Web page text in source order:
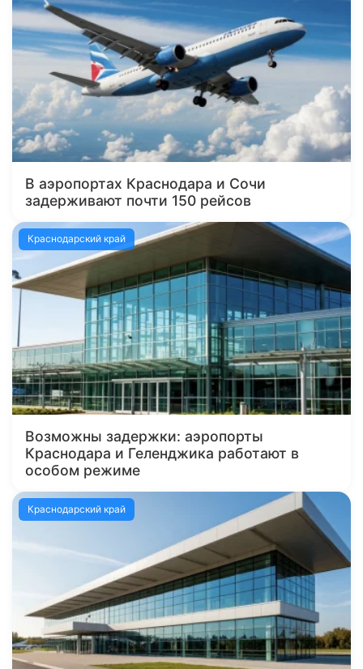
В аэропортах Краснодара и Сочи
задерживают почти 150 рейсов
Краснодарский край
Возможны задержки: аэропорты
Краснодара и Геленджика работают в
особом режиме
Краснодарский край